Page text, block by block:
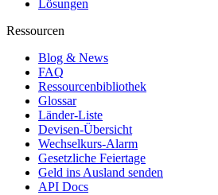
Lösungen
Ressourcen
Blog & News
FAQ
Ressourcenbibliothek
Glossar
Länder-Liste
Devisen-Übersicht
Wechselkurs-Alarm
Gesetzliche Feiertage
Geld ins Ausland senden
API Docs